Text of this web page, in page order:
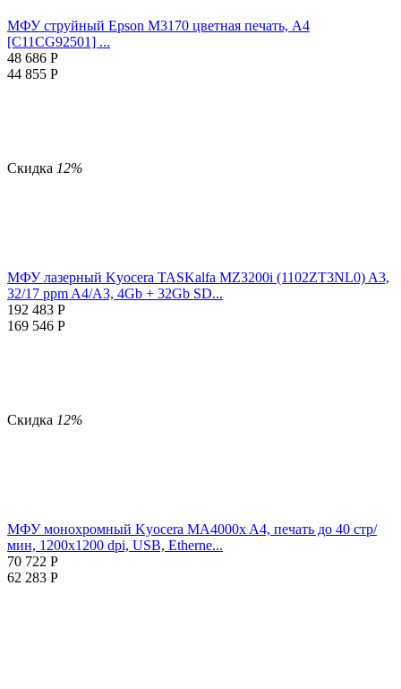
МФУ струйный Epson M3170 цветная печать, A4
[C11CG92501] ...
48 686 Р
44 855 Р
Скидка 12%
МФУ лазерный Kyocera TASKalfa MZ3200i (1102ZT3NL0) A3,
32/17 ppm A4/A3, 4Gb + 32Gb SD...
192 483 Р
169 546 Р
Скидка 12%
МФУ монохромный Kyocera MA4000x A4, печать до 40 стр/
мин, 1200x1200 dpi, USB, Etherne...
70 722 Р
62 283 Р